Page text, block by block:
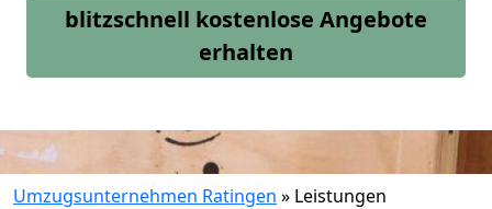
blitzschnell kostenlose Angebote
erhalten
Umzugsunternehmen Ratingen » Leistungen